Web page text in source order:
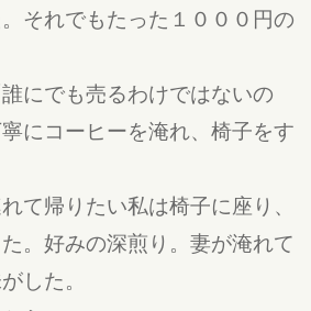
それでもたった１０００円の
にでも売るわけではないの
にコーヒーを淹れ、椅子をす
て帰りたい私は椅子に座り、
。好みの深煎り。妻が淹れて
した。